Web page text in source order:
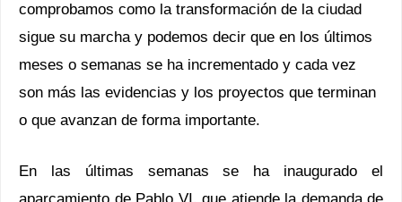
comprobamos como la transformación de la ciudad
sigue su marcha y podemos decir que en los últimos
meses o semanas se ha incrementado y cada vez
son más las evidencias y los proyectos que terminan
o que avanzan de forma importante.
En las últimas semanas se ha inaugurado el